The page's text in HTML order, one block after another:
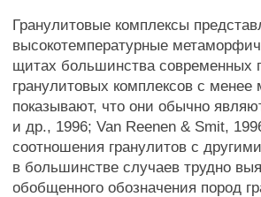
Гранулитовые комплексы
высокотемпературные
щитах большинства современных
гранулитовых комплексов с
показывают, что они обычно
и др., 1996; Van Reenen & Smit,
соотношения гранулитов с
в большинстве случаев трудно
обобщенного обозначения пород